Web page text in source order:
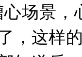
场景，
，这样